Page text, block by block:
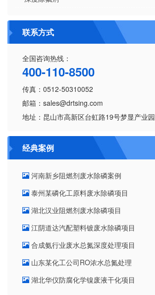
联系方式
全国咨询热线：
400-110-8500
传真：0512-50310052
邮箱：sales@drtsing.com
地址：昆山市高新区台虹路19号梦显产业园
经典案例
河南新乡阻燃剂废水除磷案例
泰州某磷化工原料废水除磷项目
湖北汉业阻燃剂废水除磷项目
江阴道达汽配塑料镀废水除磷项目
合成氨行业废水总氮深度处理项目
山东某化工公司RO浓水总氮处理
湖北华仪防腐化学镍废液干化项目